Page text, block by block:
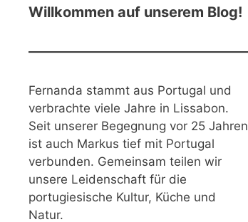
Willkommen auf unserem Blog!
Fernanda stammt aus Portugal und
verbrachte viele Jahre in Lissabon.
Seit unserer Begegnung vor 25 Jahren
ist auch Markus tief mit Portugal
verbunden. Gemeinsam teilen wir
unsere Leidenschaft für die
portugiesische Kultur, Küche und
Natur.